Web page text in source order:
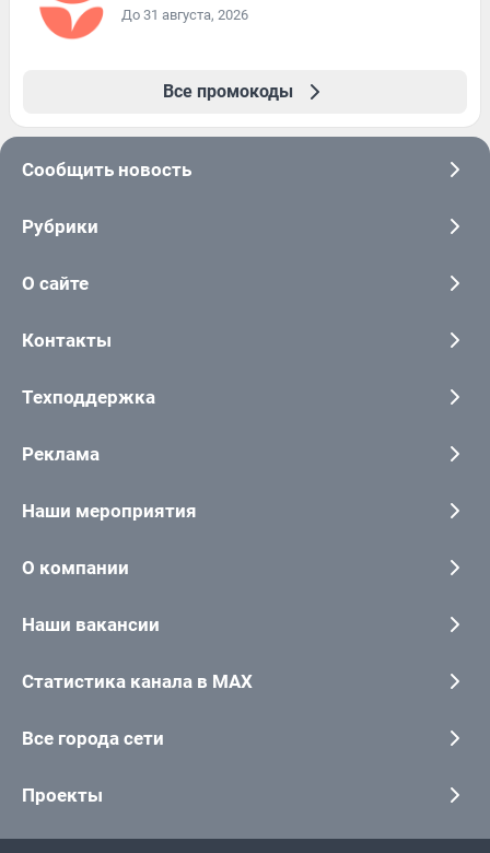
До 31 августа, 2026
Все промокоды
Сообщить новость
Рубрики
О сайте
Контакты
Техподдержка
Реклама
Наши мероприятия
О компании
Наши вакансии
Статистика канала в MAX
Все города сети
Проекты